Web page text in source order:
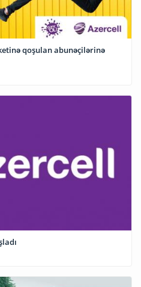
qoşulan abunəçilərinə